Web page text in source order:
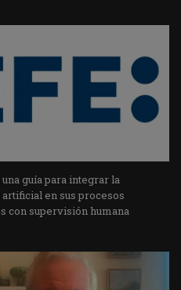
guía para integrar la
en sus procesos
con supervisión humana